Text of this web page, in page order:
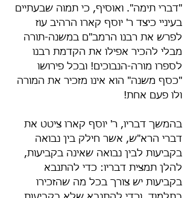
"דברי תימה". ואוסיף, כי תמוה שבעתיים
בעיניי כיצד ר' יוסף קארו הרהיב עוז
לפרש את רבנו הרמב"ם במשנה-תורה
מבלי להכיר אפילו את הקדמת רבנו
לספרו מורה-הנבוכים! ובכל פירושו
"כסף משנה" הוא אינו מזכיר את המורה
ולו פעם אחת!
בהמשך דבריו, ר' יוסף קארו ציטט את
דברי הרא"ש, אשר חילק בין נבואה
בקביעות לבין נבואה שאינה בקביעות,
להלן תמצית דבריו: כדי להתנבא
בקביעות יש צורך בכל מה שהזכירו